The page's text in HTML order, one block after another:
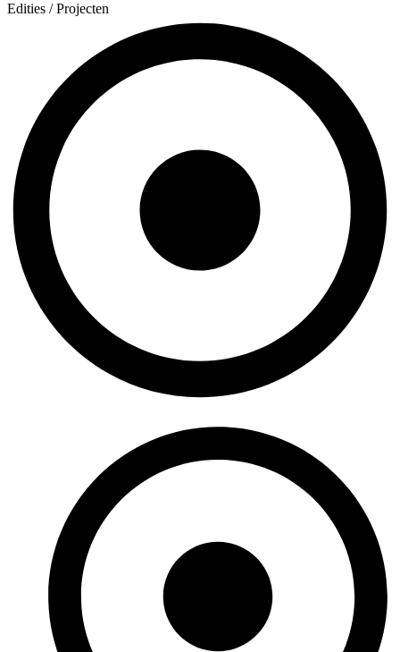
Edities / Projecten